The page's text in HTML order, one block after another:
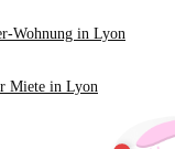
Wohnung in Lyon
Miete in Lyon